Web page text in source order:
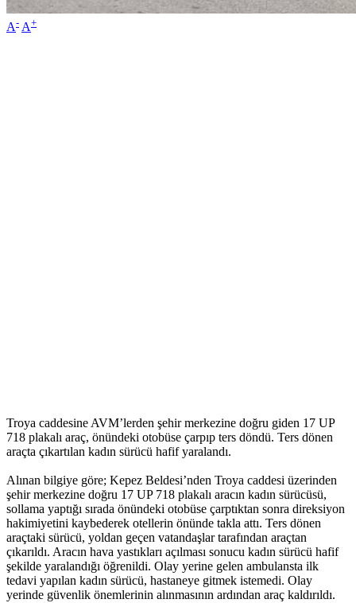
A- A+
Troya caddesine AVM’lerden şehir merkezine doğru giden 17 UP
718 plakalı araç, önündeki otobüse çarpıp ters döndü. Ters dönen
araçta çıkartılan kadın sürücü hafif yaralandı.
Alınan bilgiye göre; Kepez Beldesi’nden Troya caddesi üzerinden
şehir merkezine doğru 17 UP 718 plakalı aracın kadın sürücüsü,
sollama yaptığı sırada önündeki otobüse çarptıktan sonra direksiyon
hakimiyetini kaybederek otellerin önünde takla attı. Ters dönen
araçtaki sürücü, yoldan geçen vatandaşlar tarafından araçtan
çıkarıldı. Aracın hava yastıkları açılması sonucu kadın sürücü hafif
şekilde yaralandığı öğrenildi. Olay yerine gelen ambulansta ilk
tedavi yapılan kadın sürücü, hastaneye gitmek istemedi. Olay
yerinde güvenlik önemlerinin alınmasının ardından araç kaldırıldı.